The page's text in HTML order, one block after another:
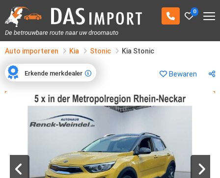
0
De betrouwbare route naar uw droomauto
Auto importeren Kia Stonic Kia Stonic
Bewaren
Erkende merkdealer
Erkende merkdealer